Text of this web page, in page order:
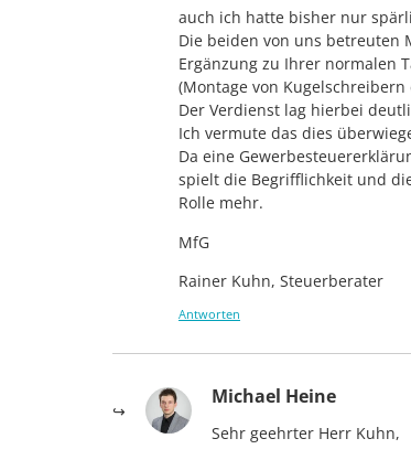
auch ich hatte bisher nur
Die beiden von uns betreuten
Ergänzung zu Ihrer normalen
(Montage von Kugelschreibern
Der Verdienst lag hierbei
Ich vermute das dies
Da eine
spielt die Begrifflichkeit und
Rolle mehr.
MfG
Rainer Kuhn, Steuerberater
Antworten
Michael Heine
Sehr geehrter Herr Kuhn,